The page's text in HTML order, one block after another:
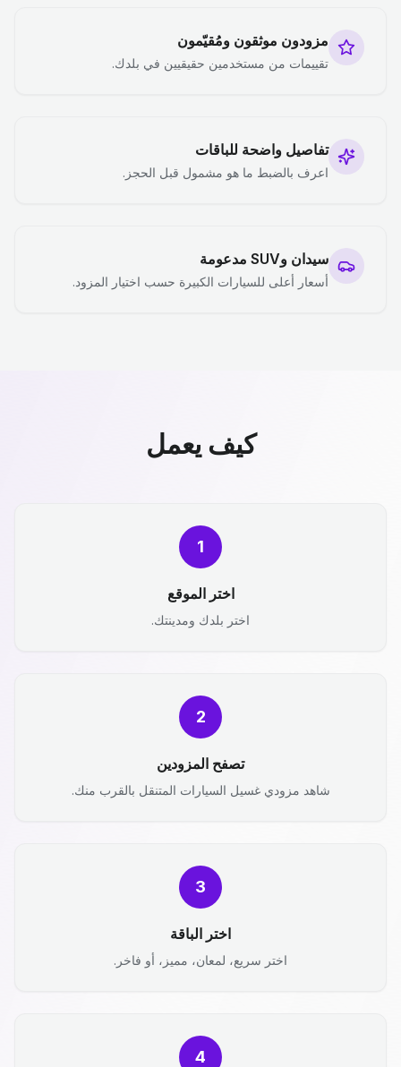
مزودون موثقون ومُقيّمون
تقييمات من مستخدمين حقيقيين في بلدك.
تفاصيل واضحة للباقات
اعرف بالضبط ما هو مشمول قبل الحجز.
سيدان وSUV مدعومة
أسعار أعلى للسيارات الكبيرة حسب اختيار المزود.
كيف يعمل
1
اختر الموقع
اختر بلدك ومدينتك.
2
تصفح المزودين
شاهد مزودي غسيل السيارات المتنقل بالقرب منك.
3
اختر الباقة
اختر سريع، لمعان، مميز، أو فاخر.
4